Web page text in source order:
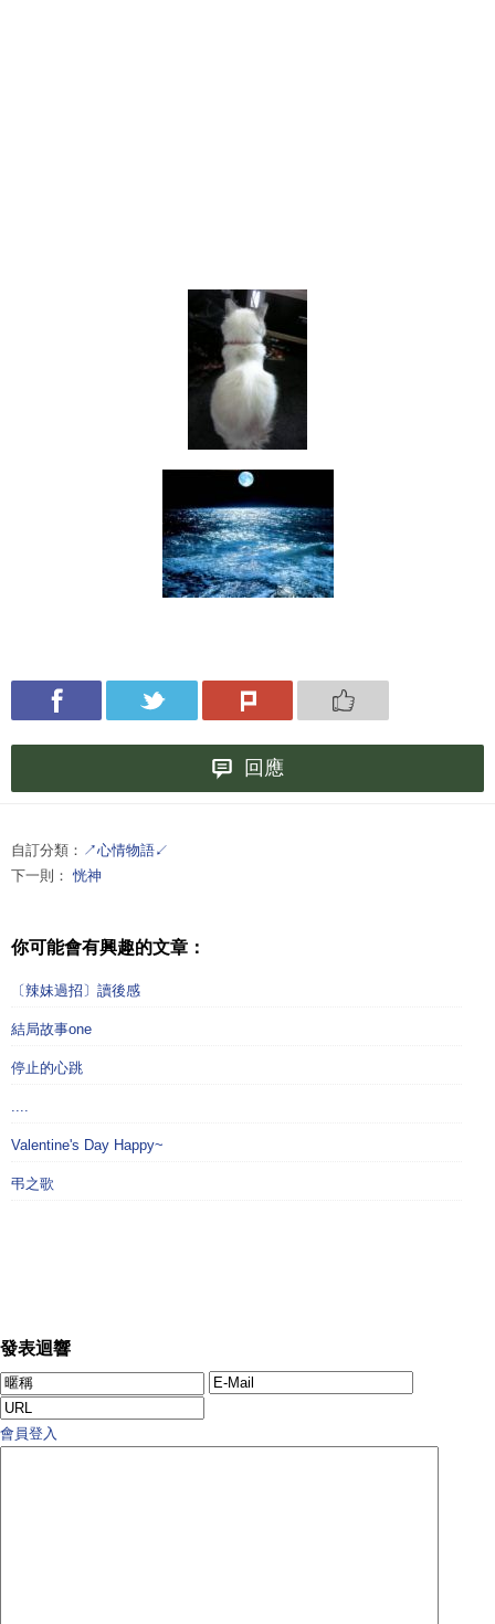
回應
自訂分類： ↗心情物語↙
下一則：恍神
你可能會有興趣的文章：
〔辣妹過招〕讀後感
結局故事one
停止的心跳
....
Valentine's Day Happy~
弔之歌
發表迴響
會員登入